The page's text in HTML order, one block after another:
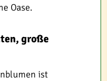
Oase.
große
ist